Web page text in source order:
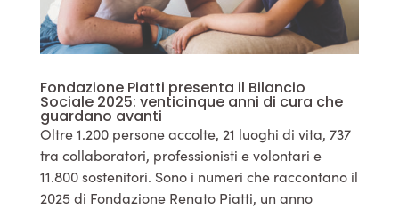
Fondazione Piatti presenta il Bilancio
Sociale 2025: venticinque anni di cura che
guardano avanti
Oltre 1.200 persone accolte, 21 luoghi di vita, 737
tra collaboratori, professionisti e volontari e
11.800 sostenitori. Sono i numeri che raccontano il
2025 di Fondazione Renato Piatti, un anno